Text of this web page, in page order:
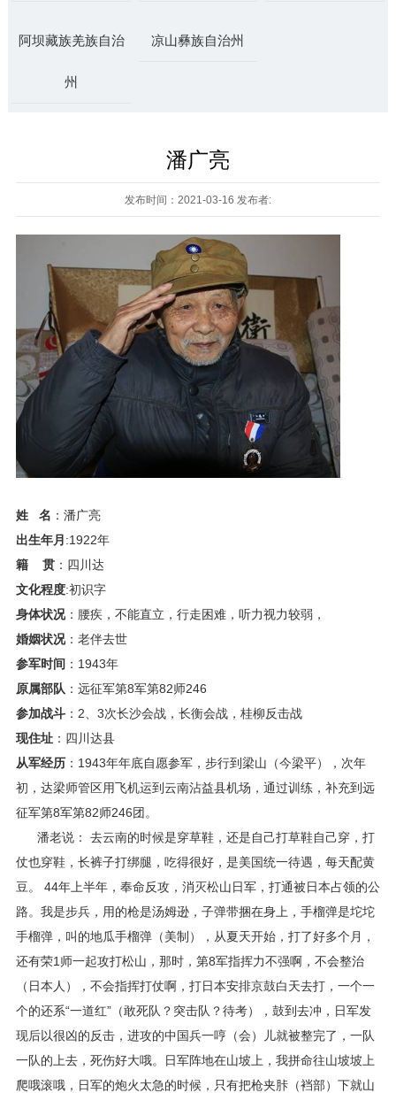
阿坝藏族羌族自治
州
凉山彝族自治州
潘广亮
发布时间：2021-03-16 发布者:
姓 名 ：潘广亮
出生年月 :1922年
籍 贯：四川达
文化程度:初识字
身体状况：腰疾，不能直立，行走困难，听力视力较弱，
婚姻状况：老伴去世
参军时间 ：1943年
原属部队 ：远征军第8军第82师246
参加战斗：2、3次长沙会战，长衡会战，桂柳反击战
现住址：四川达县
从军经历：1943年年底自愿参军，步行到梁山（今梁平），次年
初，达梁师管区用飞机运到云南沾益县机场，通过训练，补充到远
征军第8军第82师246团。
潘老说： 去云南的时候是穿草鞋，还是自己打草鞋自己穿，打
仗也穿鞋，长裤子打绑腿，吃得很好，是美国统一待遇，每天配黄
豆。 44年上半年，奉命反攻，消灭松山日军，打通被日本占领的公
路。我是步兵，用的枪是汤姆逊，子弹带捆在身上，手榴弹是坨坨
手榴弹，叫的地瓜手榴弹（美制），从夏天开始，打了好多个月，
还有荣1师一起攻打松山，那时，第8军指挥力不强啊，不会整治
（日本人），不会指挥打仗啊，打日本安排京鼓白天去打，一个一
个的还系“一道红”（敢死队？突击队？待考），鼓到去冲，日军发
现后以很凶的反击，进攻的中国兵一哼（会）儿就被整完了，一队
一队的上去，死伤好大哦。日军阵地在山坡上，我拼命往山坡坡上
爬哦滚哦，日军的炮火太急的时候，只有把枪夹胩（裆部）下就山